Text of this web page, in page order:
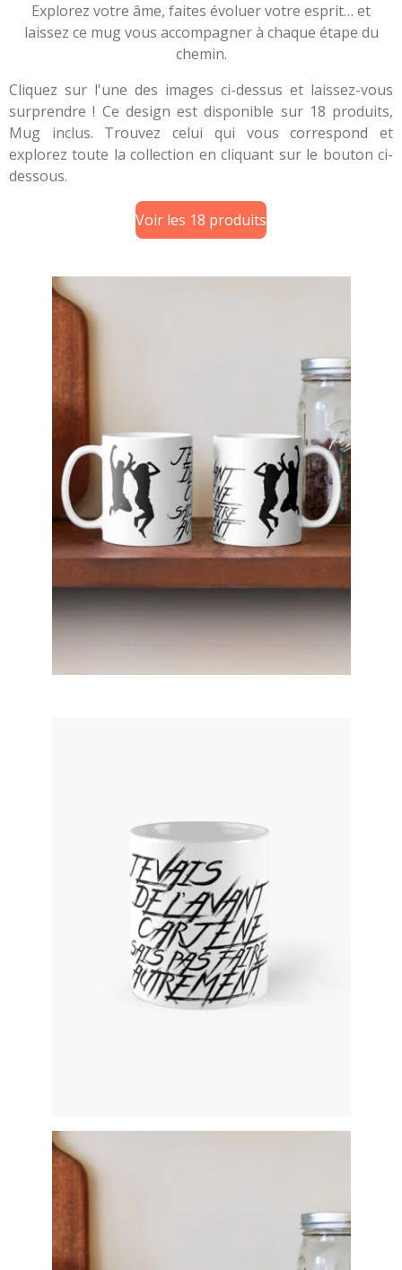
Explorez votre âme, faites évoluer votre esprit… et
laissez ce mug vous accompagner à chaque étape du
chemin.
Cliquez sur l'une des images ci-dessus et laissez-vous
surprendre ! Ce design est disponible sur 18 produits,
Mug inclus. Trouvez celui qui vous correspond et
explorez toute la collection en cliquant sur le bouton ci-
dessous.
Voir les 18 produits